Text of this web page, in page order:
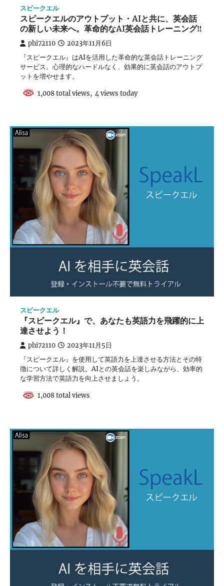
スピークエル
スピークエルのアウトプット・AIと共に、英会話
の新しい未来へ。革命的なAI英会話トレーニング‼
phi72110 2023年11月6日
『スピークエル』はAIを活用した革命的な英会話トレーニング
サービス。心理的なハードルなく、効果的に英会話のアウトプ
ットを増やせます。
1,008 total views, 4 views today
スピークエル
『スピークエル』で、あなたも英語力を飛躍的に上
達させよう！
phi72110 2023年11月5日
『スピークエル』を使用して英語力を上達させる方法とその特
徴について詳しく解説。AIとの英会話を楽しみながら、効率的
な学習方法で英語力を向上させましょう。
1,008 total views